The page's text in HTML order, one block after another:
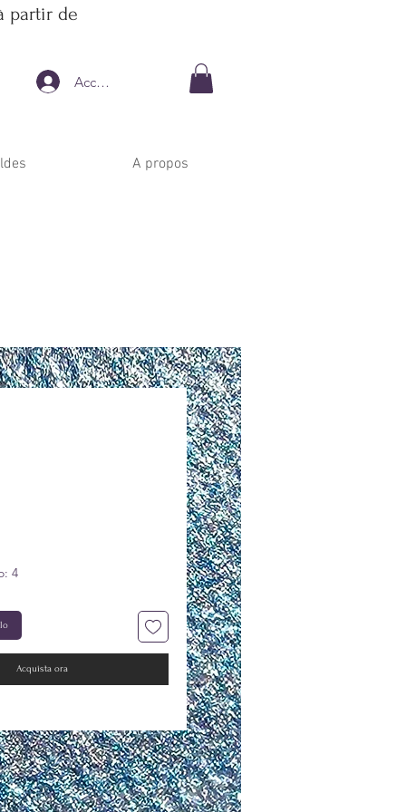
partir de
Accedi
A propos
4
Acquista ora